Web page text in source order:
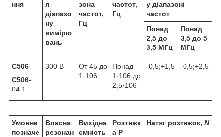
ння
я
діапазо
ну
вимірю
вань
зона
частот,
Гц
частот,
Гц
у діапазоні
частот
Понад
2,5 до
3,5 МГц
Понад
3,5 до 5
МГц
С506
С506-
04.1
300 В
От 45 до
1·106
Понад
1·106 до
2,5·106
-0,5;+1,5 -0,5;+2,5
Умовне
позначе
Власна
резонан
Вихідна
ємність
Розтяжк
а Р
Натяг розтяжок, N